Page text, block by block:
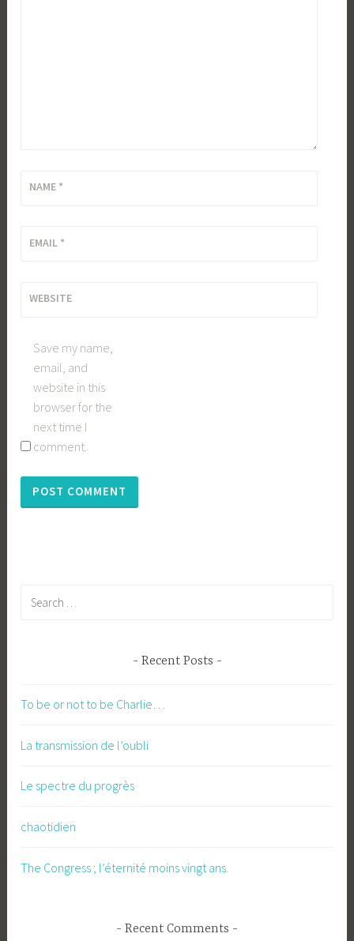
NAME *
EMAIL *
WEBSITE
Save my name,
email, and
website in this
browser for the
next time I
comment.
Recent Posts
To be or not to be Charlie…
La transmission de l’oubli
Le spectre du progrès
chaotidien
The Congress ; l’éternité moins vingt ans.
Recent Comments